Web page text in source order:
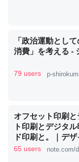
昆虫ってカルシウ
コオロギのカルシ
─ニュース :: 【研究
論文では「淡水は
利だから両方が拮
いる鋏角類（カ
「政治運動とし
消費」を考える -
79 users p-
オフセット印刷
ト印刷とデジタ
ド印刷と。｜デ
津田淳子
65 users note.com/